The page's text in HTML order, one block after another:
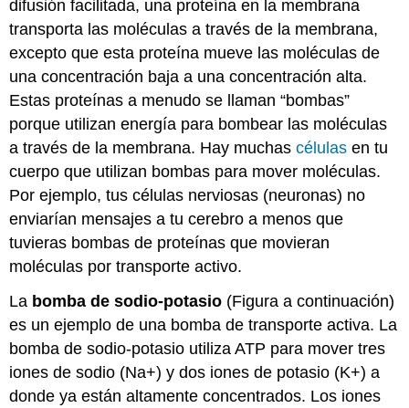
difusión facilitada, una proteína en la membrana
transporta las moléculas a través de la membrana,
excepto que esta proteína mueve las moléculas de
una concentración baja a una concentración alta.
Estas proteínas a menudo se llaman “bombas”
porque utilizan energía para bombear las moléculas
a través de la membrana. Hay muchascélulas en tu
cuerpo que utilizan bombas para mover moléculas.
Por ejemplo, tus células nerviosas (neuronas) no
enviarían mensajes a tu cerebro a menos que
tuvieras bombas de proteínas que movieran
moléculas por transporte activo.
La bomba de sodio-potasio (Figura a continuación)
es un ejemplo de una bomba de transporte activa. La
bomba de sodio-potasio utiliza ATP para mover tres
iones de sodio (Na+) y dos iones de potasio (K+) a
donde ya están altamente concentrados. Los iones